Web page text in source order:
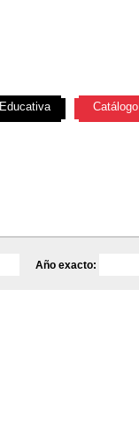
Año exacto:
Educativa Catálogo